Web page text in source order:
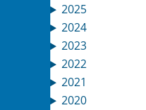
2025
2024
2023
2022
2021
2020